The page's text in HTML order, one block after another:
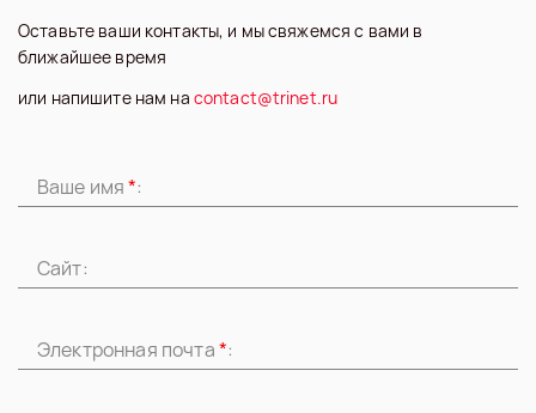
Оставьте ваши контакты, и мы свяжемся с вами в
ближайшее время
или напишите нам на contact@trinet.ru
Ваше имя*:
Сайт:
Электронная почта*: